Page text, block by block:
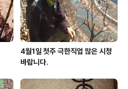
4월1일 첫주 극한직업 많은 시청
바랍니다.